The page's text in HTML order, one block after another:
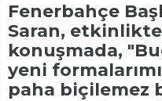
Fenerbahçe
Saran, etkinlikte
konuşmada,
yeni
paha biçilemez